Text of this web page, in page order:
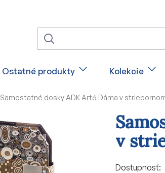
Ostatné produkty Kolekcie
Samostatné dosky ADK Art6 Dáma v
v
Dostupnosť